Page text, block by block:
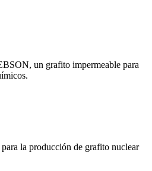
un grafito impermeable para
la producción de grafito nuclear